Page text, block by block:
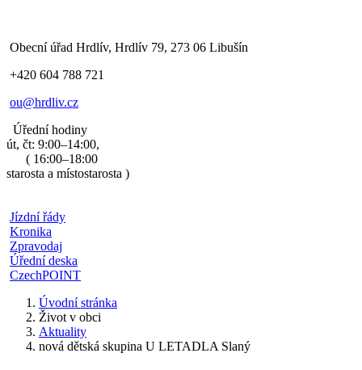
Obecní úřad Hrdlív, Hrdlív 79, 273 06 Libušín
+420 604 788 721
ou@hrdliv.cz
Úřední hodiny
út, čt: 9:00–14:00,
( 16:00–18:00
starosta a místostarosta )
Jízdní řády
Kronika
Zpravodaj
Úřední deska
CzechPOINT
Úvodní stránka
Život v obci
Aktuality
nová dětská skupina U LETADLA Slaný